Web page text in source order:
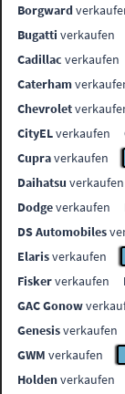
Borgward
Bugatti verkaufen
Cadillac verkaufen
Caterham
Chevrolet
CityELverkaufen
Cupraverkaufen
Daihatsu verkaufen
Dodgeverkaufen
DS Automobiles
Elarisverkaufen
Fiskerverkaufen
GAC Gonow
Genesisverkaufen
GWM verkaufen
Holdenverkaufen